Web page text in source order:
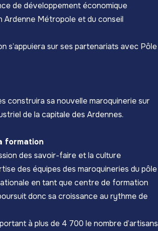
de développement économique
Ardenne Métropole et du conseil
s’appuiera sur ses partenariats avec Pôle
construira sa nouvelle maroquinerie sur
de la capitale des Ardennes.
formation
des savoir-faire et la culture
des équipes des maroquineries du pôle
en tant que centre de formation
donc sa croissance au rythme de
à plus de 4 700 le nombre d’artisans